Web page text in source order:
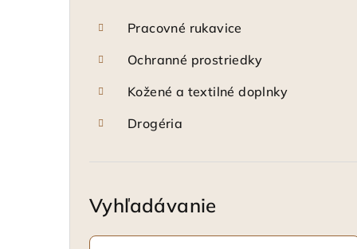
Pracovné rukavice
Ochranné prostriedky
Kožené a textilné doplnky
Drogéria
Vyhľadávanie